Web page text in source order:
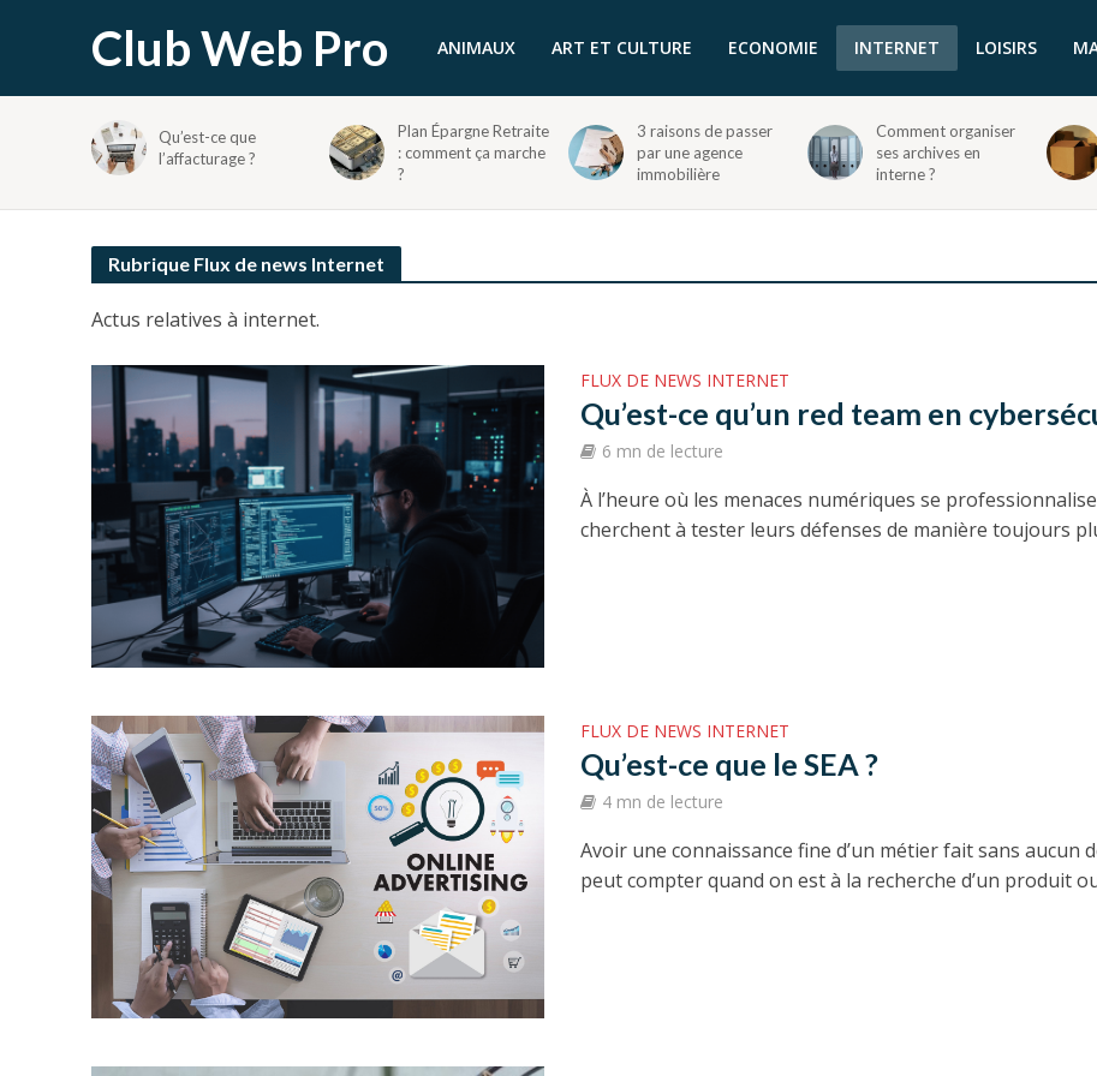
Club Web Pro ANIMAUX ART ET CULTURE ECONOMIE INTERNET LOISIRS
Qu’est-ce que
l’affacturage ?
Plan Épargne Retraite
: comment ça marche
?
3 raisons de passer
par une agence
immobilière
Comment organiser
ses archives en
interne ?
Rubrique Flux de news Internet
Actus relatives à internet.
FLUX DE NEWS INTERNET
Qu’est-ce qu’un red team en
6 mn de lecture
À l’heure où les menaces numériques se
cherchent à tester leurs défenses de manière toujours
FLUX DE NEWS INTERNET
Qu’est-ce que le SEA ?
4 mn de lecture
Avoir une connaissance fine d’un métier fait sans aucun
peut compter quand on est à la recherche d’un produit